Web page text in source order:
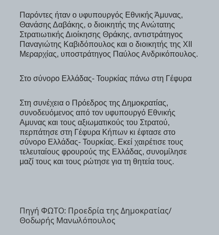
Παρόντες ήταν ο υφυπουργός Εθνικής Άμυνας,
Θανάσης Δαβάκης, ο διοικητής της Ανώτατης
Στρατιωτικής Διοίκησης Θράκης, αντιστράτηγος
Παναγιώτης Καβιδόπουλος και ο διοικητής της XII
Μεραρχίας, υποστράτηγος Παύλος Ανδρικόπουλος.
Στο σύνορο Ελλάδας- Τουρκίας πάνω στη Γέφυρα
Στη συνέχεια ο Πρόεδρος της Δημοκρατίας,
συνοδευόμενος από τον υφυπουργό Εθνικής
Αμυνας και τους αξιωματικούς του Στρατού,
περπάτησε στη Γέφυρα Κήπων κι έφτασε στο
σύνορο Ελλάδας- Τουρκίας. Εκεί χαιρέτισε τους
τελευταίους φρουρούς της Ελλάδας, συνομίλησε
μαζί τους και τους ρώτησε για τη θητεία τους.
Πηγή ΦΩΤΟ: Προεδρία της Δημοκρατίας/
Θοδωρής Μανωλόπουλος